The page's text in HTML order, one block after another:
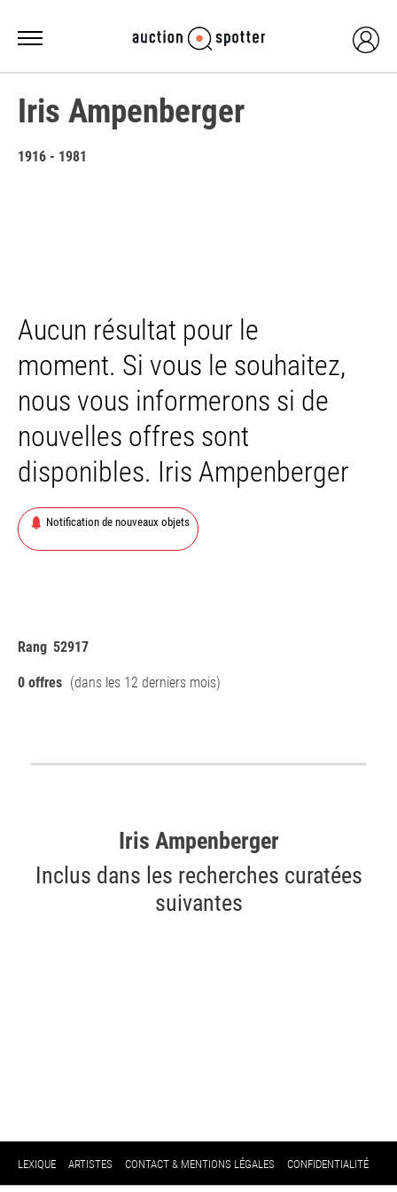
Iris Ampenberger
1916 - 1981
Aucun résultat pour le
moment. Si vous le souhaitez,
nous vous informerons si de
nouvelles offres sont
disponibles. Iris Ampenberger
Notification de nouveaux objets
Rang 52917
0 offres (dans les 12 derniers mois)
Iris Ampenberger
Inclus dans les recherches curatées
suivantes
LEXIQUE ARTISTES CONTACT & MENTIONS LÉGALES CONFIDENTIALITÉ